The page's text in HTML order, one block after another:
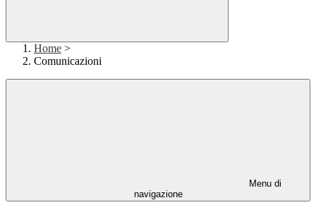
Home >
Comunicazioni
Menu di
navigazione